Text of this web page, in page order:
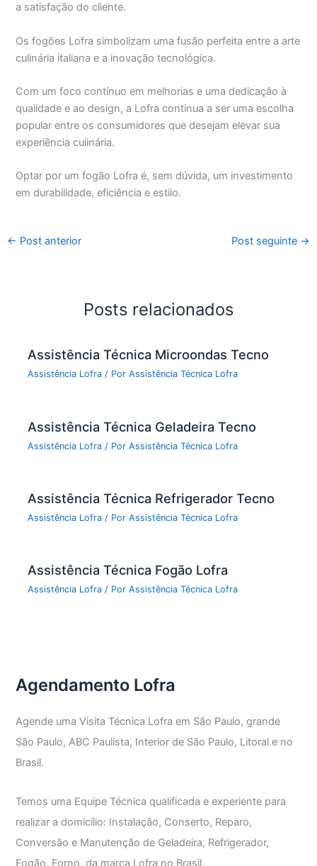
a satisfação do cliente.
Os fogões Lofra simbolizam uma fusão perfeita entre a arte
culinária italiana e a inovação tecnológica.
Com um foco contínuo em melhorias e uma dedicação à
qualidade e ao design, a Lofra continua a ser uma escolha
popular entre os consumidores que desejam elevar sua
experiência culinária.
Optar por um fogão Lofra é, sem dúvida, um investimento
em durabilidade, eficiência e estilo.
← Post anterior Post seguinte →
Posts relacionados
Assistência Técnica Microondas Tecno
Assistência Lofra / PorAssistência Técnica Lofra
Assistência Técnica Geladeira Tecno
Assistência Lofra / PorAssistência Técnica Lofra
Assistência Técnica Refrigerador Tecno
Assistência Lofra / PorAssistência Técnica Lofra
Assistência Técnica Fogão Lofra
Assistência Lofra / PorAssistência Técnica Lofra
Agendamento Lofra
Agende uma Visita Técnica Lofra em São Paulo, grande
São Paulo, ABC Paulista, Interior de São Paulo, Litoral e no
Brasil.
Temos uma Equipe Técnica qualificada e experiente para
realizar a domicílio: Instalação, Conserto, Reparo,
Conversão e Manutenção de Geladeira, Refrigerador,
Fogão, Forno, da marca Lofra no Brasil.